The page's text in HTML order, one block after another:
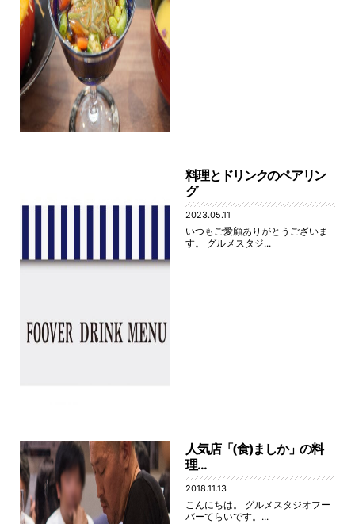
料理とドリンクのペアリン
グ
2023.05.11
いつもご愛顧ありがとうございま
す。 グルメスタジ...
人気店「(食)ましか」の料
理...
2018.11.13
こんにちは。 グルメスタジオフー
バーてらいです。...